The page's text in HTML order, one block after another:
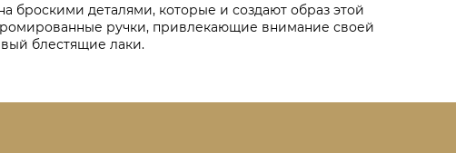
броскими деталями, которые и создают образ этой
ручки, привлекающие внимание своей
блестящие лаки.